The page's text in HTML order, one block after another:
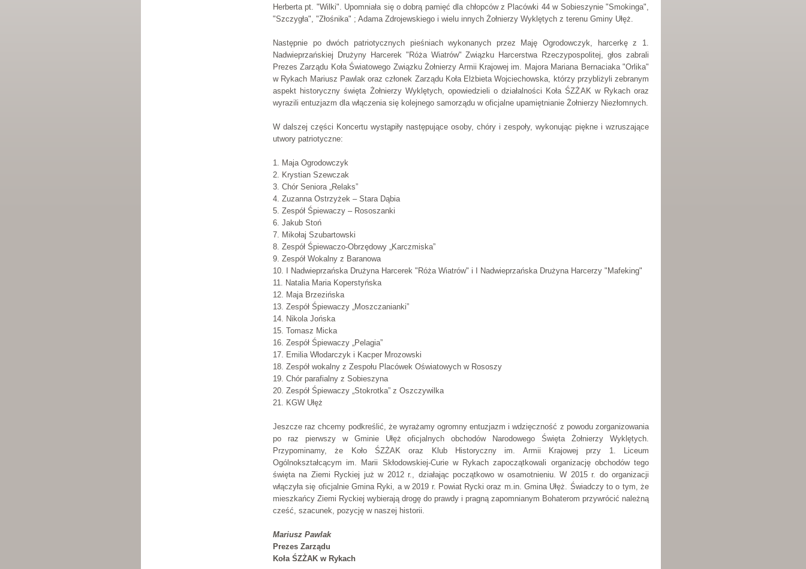
Herberta pt. "Wilki". Upomniała się o dobrą pamięć dla chłopców z Placówki 44 w Sobieszynie "Smokinga",
"Szczygła", "Złośnika" ; Adama Zdrojewskiego i wielu innych Żołnierzy Wyklętych z terenu Gminy Ułęż.
Następnie po dwóch patriotycznych pieśniach wykonanych przez Maję Ogrodowczyk, harcerkę z 1.
Nadwieprzańskiej Drużyny Harcerek "Róża Wiatrów" Związku Harcerstwa Rzeczypospolitej, głos zabrali
Prezes Zarządu Koła Światowego Związku Żołnierzy Armii Krajowej im. Majora Mariana Bernaciaka "Orlika"
w Rykach Mariusz Pawlak oraz członek Zarządu Koła Elżbieta Wojciechowska, którzy przybliżyli zebranym
aspekt historyczny święta Żołnierzy Wyklętych, opowiedzieli o działalności Koła ŚZŻAK w Rykach oraz
wyrazili entuzjazm dla włączenia się kolejnego samorządu w oficjalne upamiętnianie Żołnierzy Niezłomnych.
W dalszej części Koncertu wystąpiły następujące osoby, chóry i zespoły, wykonując piękne i wzruszające
utwory patriotyczne:
1. Maja Ogrodowczyk
2. Krystian Szewczak
3. Chór Seniora „Relaks”
4. Zuzanna Ostrzyżek – Stara Dąbia
5. Zespół Śpiewaczy – Rososzanki
6. Jakub Stoń
7. Mikołaj Szubartowski
8. Zespół Śpiewaczo-Obrzędowy „Karczmiska”
9. Zespół Wokalny z Baranowa
10. I Nadwieprzańska Drużyna Harcerek "Róża Wiatrów" i I Nadwieprzańska Drużyna Harcerzy "Mafeking"
11. Natalia Maria Koperstyńska
12. Maja Brzezińska
13. Zespół Śpiewaczy „Moszczanianki”
14. Nikola Jońska
15. Tomasz Micka
16. Zespół Śpiewaczy „Pelagia”
17. Emilia Włodarczyk i Kacper Mrozowski
18. Zespół wokalny z Zespołu Placówek Oświatowych w Rososzy
19. Chór parafialny z Sobieszyna
20. Zespół Śpiewaczy „Stokrotka” z Oszczywilka
21. KGW Ułęż
Jeszcze raz chcemy podkreślić, że wyrażamy ogromny entuzjazm i wdzięczność z powodu zorganizowania
po raz pierwszy w Gminie Ułęż oficjalnych obchodów Narodowego Święta Żołnierzy Wyklętych.
Przypominamy, że Koło ŚZŻAK oraz Klub Historyczny im. Armii Krajowej przy 1. Liceum
Ogólnokształcącym im. Marii Skłodowskiej-Curie w Rykach zapoczątkowali organizację obchodów tego
święta na Ziemi Ryckiej już w 2012 r., działając początkowo w osamotnieniu. W 2015 r. do organizacji
włączyła się oficjalnie Gmina Ryki, a w 2019 r. Powiat Rycki oraz m.in. Gmina Ułęż. Świadczy to o tym, że
mieszkańcy Ziemi Ryckiej wybierają drogę do prawdy i pragną zapomnianym Bohaterom przywrócić należną
cześć, szacunek, pozycję w naszej historii.
Mariusz Pawlak
Prezes Zarządu
Koła ŚZŻAK w Rykach